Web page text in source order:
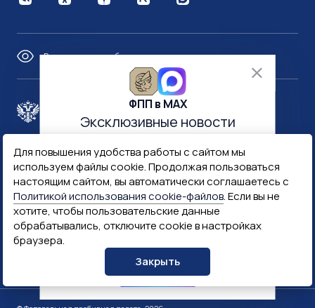
Закрыть
Для повышения удобства работы с сайтом мы
используем файлы cookie. Продолжая пользоваться
настоящим сайтом, вы автоматически соглашаетесь с
Политикой использования cookie-файлов. Если вы не
хотите, чтобы пользовательские данные
обрабатывались, отключите cookie в настройках
браузера.
Версия для слабовидящих
Правительство России
Минфин России Гознак
Госуслуги Госключ
Госслужба
ФПП в МАХ
Эксклюзивные новости
ПОДПИСАТЬСЯ